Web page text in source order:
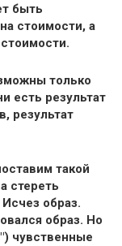
быть
стоимости, а
только
есть результат
результат
такой
стереть
образ.
образ. Но
чувственные